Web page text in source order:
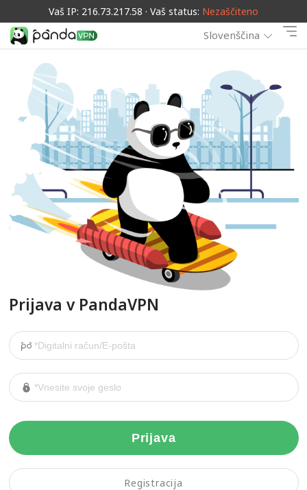
Vaš IP: 216.73.217.58 · Vaš status: Nezaščiteno
Slovenščina
Prijava v PandaVPN
Prijava
Registracija